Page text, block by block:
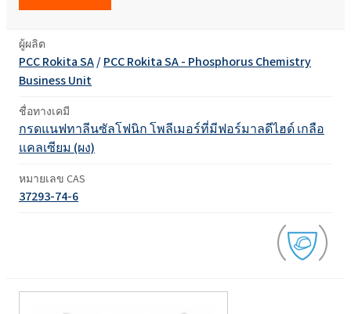
ผู้ผลิต
PCC Rokita SA/PCC Rokita SA - Phosphorus Chemistry
Business Unit
ชื่อทางเคมี
กรดแนฟทาลีนซัลโฟนิก โพลีเมอร์ที่มีฟอร์มาลดีไฮด์ เกลือ
แคลเซียม (ผง)
หมายเลข CAS
37293-74-6